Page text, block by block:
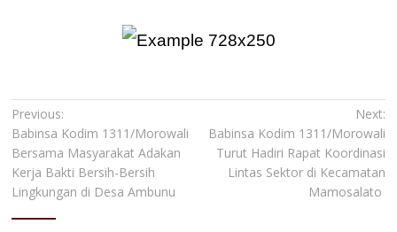
Navigasi
pos
Previous:
Babinsa Kodim 1311/Morowali
Bersama Masyarakat Adakan
Kerja Bakti Bersih-Bersih
Lingkungan di Desa Ambunu
Next:
Babinsa Kodim 1311/Morowali
Turut Hadiri Rapat Koordinasi
Lintas Sektor di Kecamatan
Mamosalato